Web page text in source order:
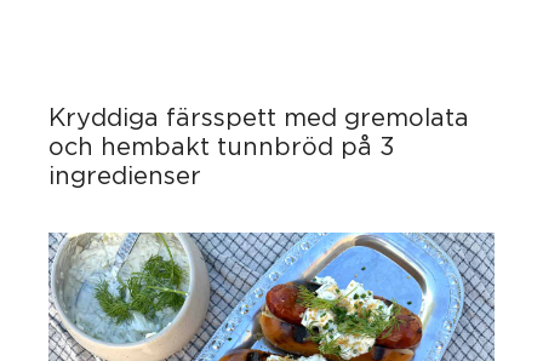
Kryddiga färsspett med gremolata
och hembakt tunnbröd på 3
ingredienser